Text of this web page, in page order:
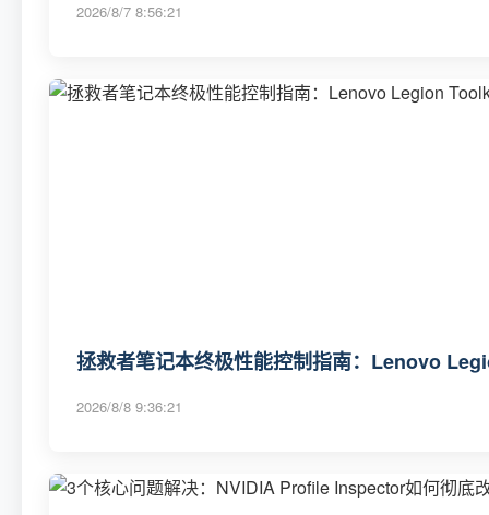
2026/8/7 8:56:21
拯救者笔记本终极性能控制指南：Lenovo
2026/8/8 9:36:21